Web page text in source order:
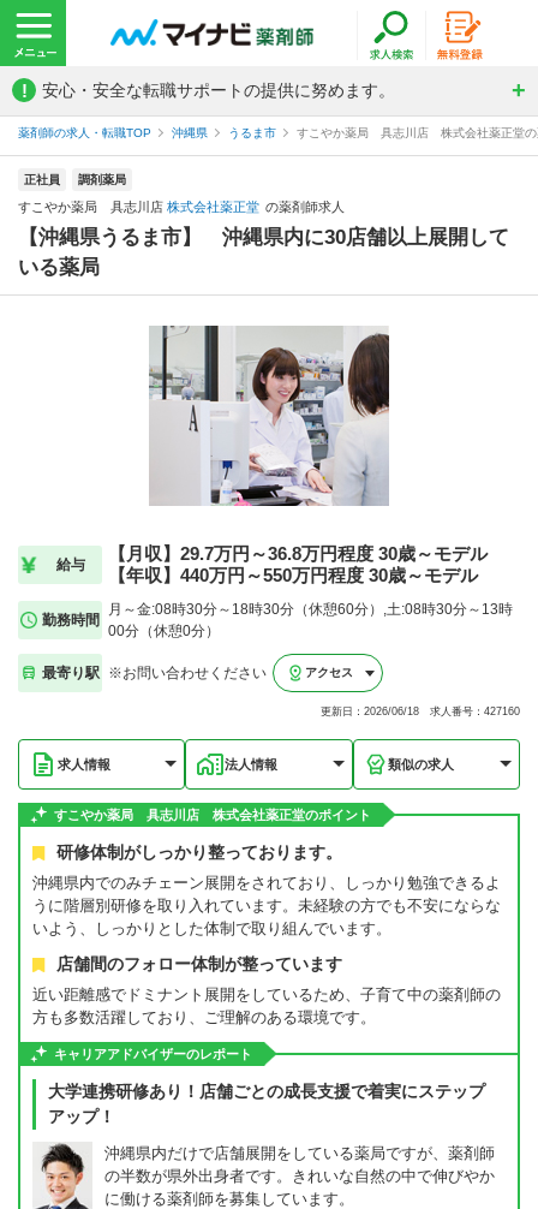
! 安心・安全な転職サポートの提供に努めます。
薬剤師の求人・転職TOP 沖縄県 うるま市 すこやか薬局 具志川店 株式会社薬正堂の
正社員 調剤薬局
すこやか薬局 具志川店 株式会社薬正堂 の薬剤師求人
【沖縄県うるま市】 沖縄県内に30店舗以上展開して
いる薬局
給与
【月収】29.7万円～36.8万円程度 30歳～モデル
【年収】440万円～550万円程度 30歳～モデル
勤務時間
月～金:08時30分～18時30分（休憩60分）,土:08時30分～13時
00分（休憩0分）
最寄り駅 ※お問い合わせください アクセス
更新日：2026/06/18 求人番号：427160
求人情報 法人情報 類似の求人
すこやか薬局 具志川店 株式会社薬正堂のポイント
研修体制がしっかり整っております。
沖縄県内でのみチェーン展開をされており、しっかり勉強できるよ
うに階層別研修を取り入れています。未経験の方でも不安にならな
いよう、しっかりとした体制で取り組んでいます。
店舗間のフォロー体制が整っています
近い距離感でドミナント展開をしているため、子育て中の薬剤師の
方も多数活躍しており、ご理解のある環境です。
キャリアアドバイザーのレポート
大学連携研修あり！店舗ごとの成長支援で着実にステップ
アップ！
沖縄県内だけで店舗展開をしている薬局ですが、薬剤師
の半数が県外出身者です。きれいな自然の中で伸びやか
に働ける薬剤師を募集しています。